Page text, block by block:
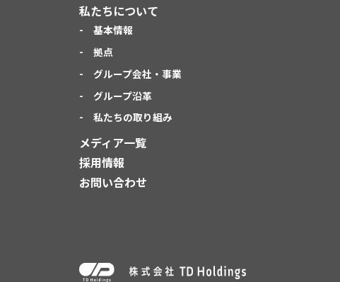
私たちについて
基本情報
拠点
グループ会社・事業
グループ沿革
私たちの取り組み
メディア一覧
採用情報
お問い合わせ